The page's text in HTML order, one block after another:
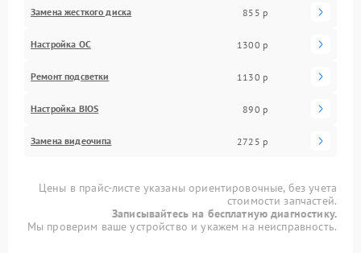
Замена жесткого диска 855 р
Настройка ОС 1300 р
Ремонт подсветки 1130 р
Настройка BIOS 890 р
Замена видеочипа 2725 р
Цены в прайс-листе указаны ориентировочные, без учета
стоимости запчастей.
Записывайтесь на бесплатную диагностику.
Мы проверим ваше устройство и укажем на неисправность.